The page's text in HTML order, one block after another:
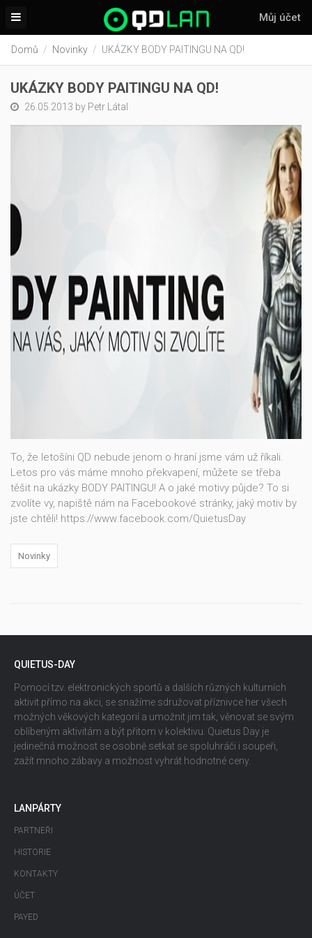
Můj účet
Domů Novinky UKÁZKY BODY PAITINGU NA QD!
UKÁZKY BODY PAITINGU NA QD!
26.05.2013 by Petr Látal
To, že letošíni QD nebude jenom o hraní jsme vám už říkali.
Letos pro vás máme mnoho překvapení, můžete se třeba
těšit na ukázky BODY PAITINGU! A o jaké motivy půjde? To si
zvolíte vy, napiště nám na Facebookové stránky, jaký motiv by
jste chtěli! https://www.facebook.com/QuietusDay
Novinky
QUIETUS-DAY
Pomocí tzv. elektronických sportů a dalších různých kulturních
aktivit přímo na akci, se snažíme sdružovat příznivce her všech
možných věkových kategorií a umožnit jim tak, věnovat se svým
oblíbeným aktivitám a být přitom v kolektivu. Quietus Day je
jedinečná možnost se osobně setkat se spoluhráči i soupeři,
zažít mnoho zábavy a možnost vyhrát hodnotné ceny.
LANPÁRTY
PARTNEŘI
HISTORIE
KONTAKTY
ÚČET
PAYED